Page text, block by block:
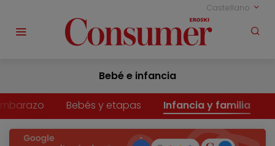
Castellano
Bebé e infancia
Bebés y etapas Infancia y familia